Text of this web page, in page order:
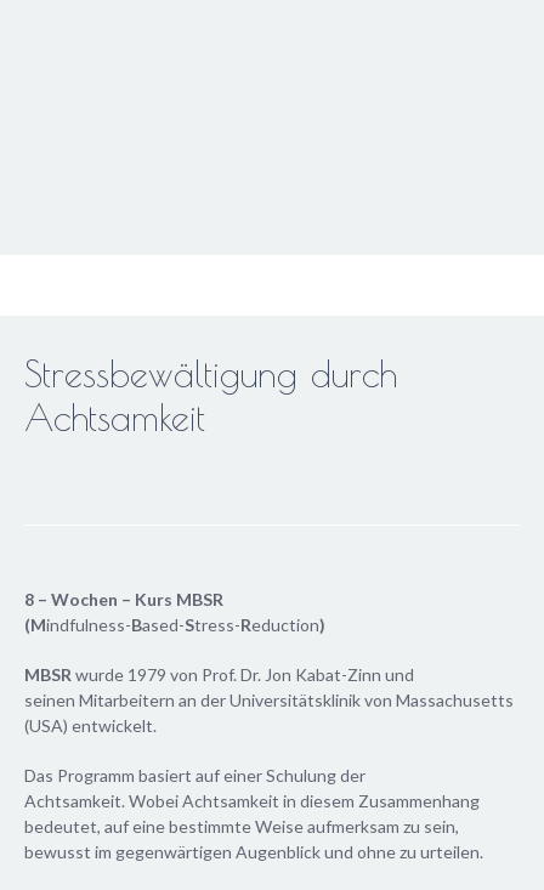
Stressbewältigung durch
Achtsamkeit
8 – Wochen – Kurs MBSR
(Mindfulness-Based-Stress-Reduction)
MBSRwurde 1979 von Prof. Dr. Jon Kabat-Zinn und
seinen Mitarbeitern an der Universitätsklinik von Massachusetts
(USA) entwickelt.
Das Programm basiert auf einer Schulung der
Achtsamkeit. Wobei Achtsamkeit in diesem Zusammenhang
bedeutet, auf eine bestimmte Weise aufmerksam zu sein,
bewusst im gegenwärtigen Augenblick und ohne zu urteilen.